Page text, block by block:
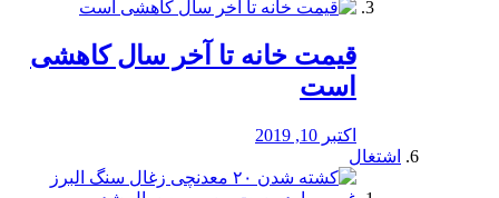
قیمت خانه تا آخر سال کاهشی
است
اکتبر 10, 2019
اشتغال